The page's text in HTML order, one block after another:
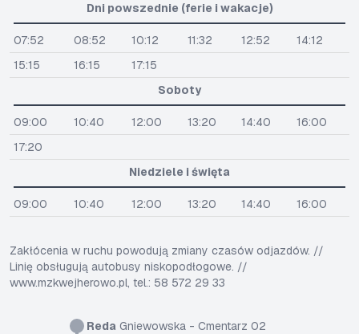
Reda Gniewowska - Cmentarz 02
Dni powszednie (ferie i wakacje)
07:52 08:52 10:12 11:32 12:52
14:12
15:15
16:15
17:15
Soboty
09:00 10:40 12:00 13:20 14:40
16:00
17:20
Niedziele i święta
09:00 10:40 12:00 13:20 14:40 16:00
Zakłócenia w ruchu powodują zmiany czasów odjazdów. //
Linię obsługują autobusy niskopodłogowe. //
www.mzkwejherowo.pl, tel.: 58 572 29 33